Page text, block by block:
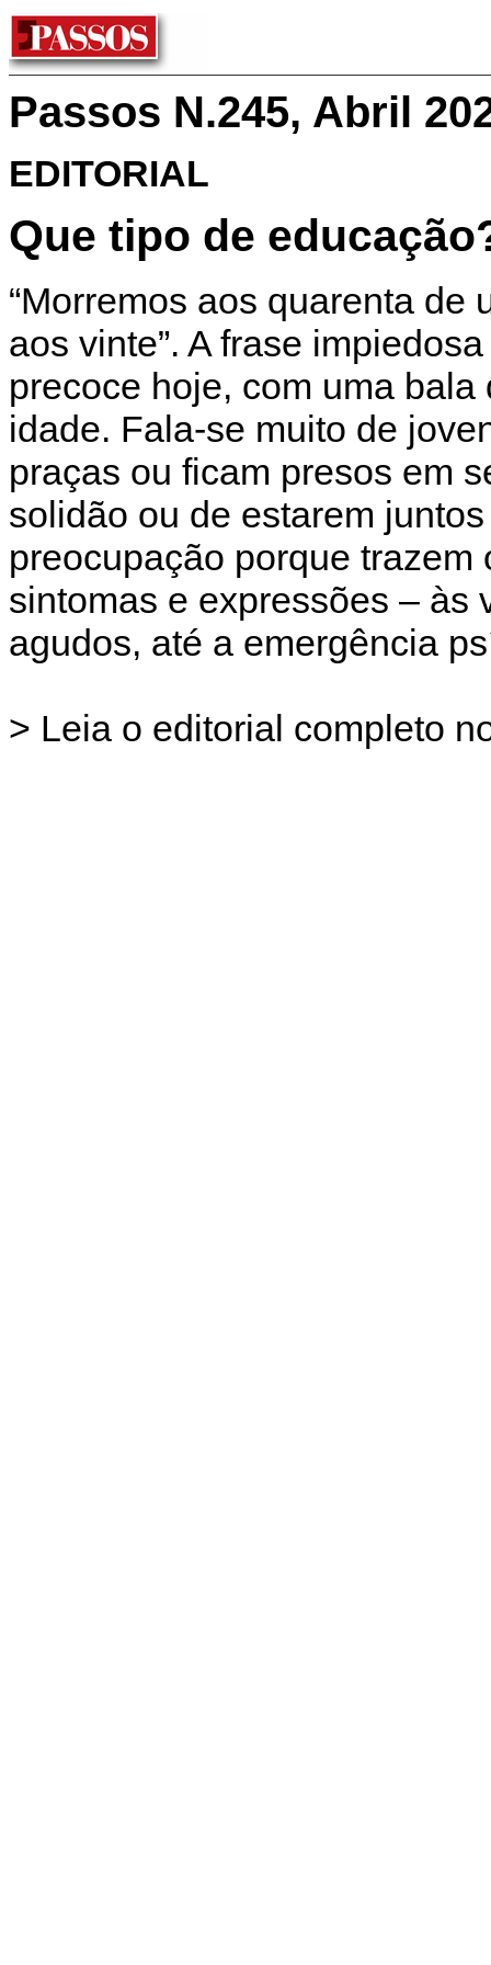
Passos N.245, Abril
EDITORIAL
Que tipo de
“Morremos aos quarenta de
aos vinte”. A frase
precoce hoje, com uma
idade. Fala-se muito de
praças ou ficam presos em
solidão ou de estarem
preocupação porque
sintomas e expressões – às
agudos, até a emergência
> Leia o editorial completo